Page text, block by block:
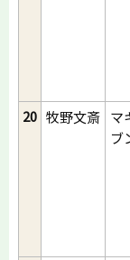
20 牧野文斎 マ
ブ